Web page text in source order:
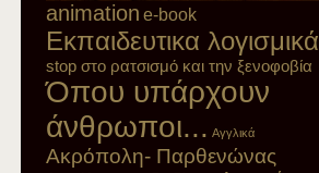
animation e-book
Eκπαιδευτικα λογισμικά
stop στο ρατσισμό και την ξενοφοβία
Όπου υπάρχουν
άνθρωποι... Αγγλικά
Ακρόπολη- Παρθενώνας